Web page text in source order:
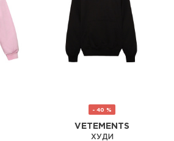
- 40 %
VETEMENTS
ХУДИ